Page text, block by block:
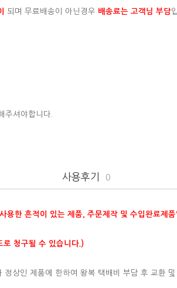
되며 무료배송이 아닌경우 배송료는 고객님 부담
주셔야합니다.
사용후기 0
한 흔적이 있는 제품, 주문제작 및 수입완료제
로 청구될 수 있습니다.)
상인 제품에 한하여 왕복 택배비 부담 후 교환 및